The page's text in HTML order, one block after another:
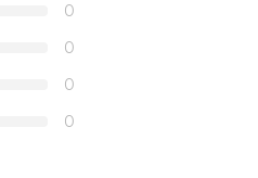
0
0
0
0